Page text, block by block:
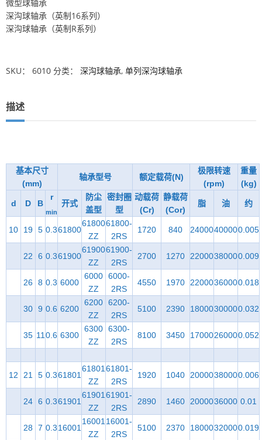
微型球轴承
深沟球轴承（英制16系列）
深沟球轴承（英制R系列）
SKU： 6010 分类： 深沟球轴承, 单列深沟球轴承
描述
基本尺寸
(mm)
轴承型号 额定载荷(N)
极限转速
(rpm)
重量
(kg)
d D B
r
min
开式
防尘
盖型
密封圈
型
动载荷
(Cr)
静载荷
(Cor)
脂 油 约
10 19 5 0.361800
61800
ZZ
61800-
2RS
1720 840 24000400000.005
22 6 0.361900
61900
ZZ
61900-
2RS
2700 1270 22000380000.009
26 8 0.3 6000
6000
ZZ
6000-
2RS
4550 1970 22000360000.018
30 9 0.6 6200
6200
ZZ
6200-
2RS
5100 2390 18000300000.032
35 110.6 6300
6300
ZZ
6300-
2RS
8100 3450 17000260000.052
12 21 5 0.361801
61801
ZZ
61801-
2RS
1920 1040 20000380000.006
24 6 0.361901
61901
ZZ
61901-
2RS
2890 1460 2000036000 0.01
28 7 0.316001
16001
ZZ
16001-
2RS
5100 2370 18000320000.019